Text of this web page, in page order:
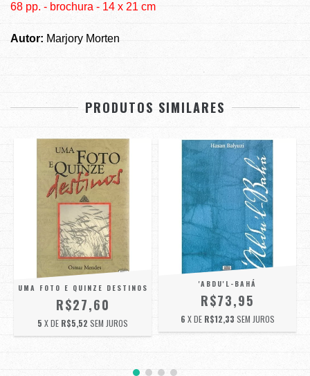
68 pp. - brochura - 14 x 21 cm
Autor: Marjory Morten
PRODUTOS SIMILARES
UMA FOTO E QUINZE DESTINOS
R$27,60
5 X DE R$5,52 SEM JUROS
'ABDU'L-BAHÁ
R$73,95
6 X DE R$12,33 SEM JUROS